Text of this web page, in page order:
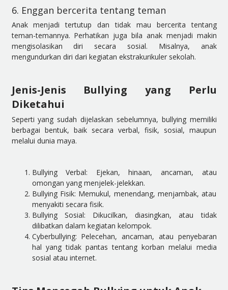
6. Enggan bercerita tentang teman
Anak menjadi tertutup dan tidak mau bercerita tentang
teman-temannya. Perhatikan juga bila anak menjadi makin
mengisolasikan diri secara sosial. Misalnya, anak
mengundurkan diri dari kegiatan ekstrakurikuler sekolah.
Jenis-Jenis Bullying yang Perlu
Diketahui
Seperti yang sudah dijelaskan sebelumnya, bullying memiliki
berbagai bentuk, baik secara verbal, fisik, sosial, maupun
melalui dunia maya.
Bullying Verbal: Ejekan, hinaan, ancaman, atau
omongan yang menjelek-jelekkan.
Bullying Fisik: Memukul, menendang, menjambak, atau
menyakiti secara fisik.
Bullying Sosial: Dikucilkan, diasingkan, atau tidak
dilibatkan dalam kegiatan kelompok.
Cyberbullying: Pelecehan, ancaman, atau penyebaran
hal yang tidak pantas tentang korban melalui media
sosial atau internet.